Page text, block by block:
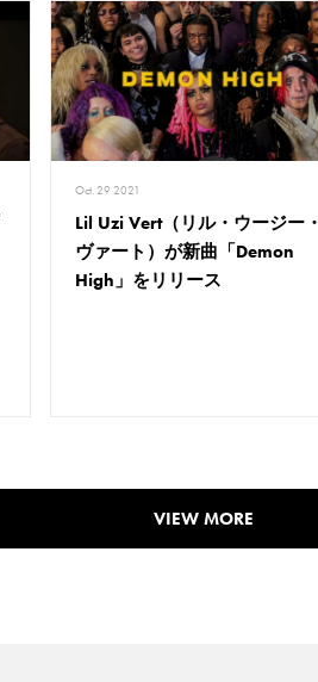
Oct. 29 2021
Lil Uzi Vert（リル・ウージー・
ヴァート）が新曲「Demon
High」をリリース
VIEW MORE